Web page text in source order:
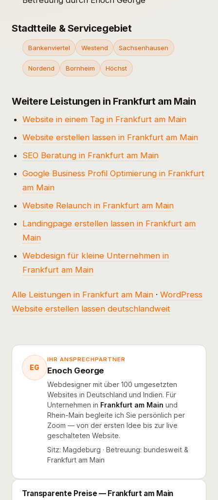
Stadtteile & Servicegebiet
Bankenviertel Westend Sachsenhausen
Nordend Bornheim Höchst
Weitere Leistungen in Frankfurt am Main
Website in einem Tag in Frankfurt am Main
Website erstellen lassen in Frankfurt am Main
SEO Beratung in Frankfurt am Main
Google Business Profil Optimierung in Frankfurt
am Main
Website Relaunch in Frankfurt am Main
Landingpage erstellen lassen in Frankfurt am
Main
Webdesign für kleine Unternehmen in
Frankfurt am Main
Alle Leistungen in Frankfurt am Main · WordPress
Website erstellen lassen deutschlandweit
EG
IHR ANSPRECHPARTNER
Enoch George
Webdesigner mit über 100 umgesetzten
Websites in Deutschland und Indien. Für
Unternehmen in Frankfurt am Main und
Rhein-Main begleite ich Sie persönlich per
Zoom — von der ersten Idee bis zur live
geschalteten Website.
Sitz: Magdeburg · Betreuung: bundesweit &
Frankfurt am Main
Transparente Preise — Frankfurt am Main